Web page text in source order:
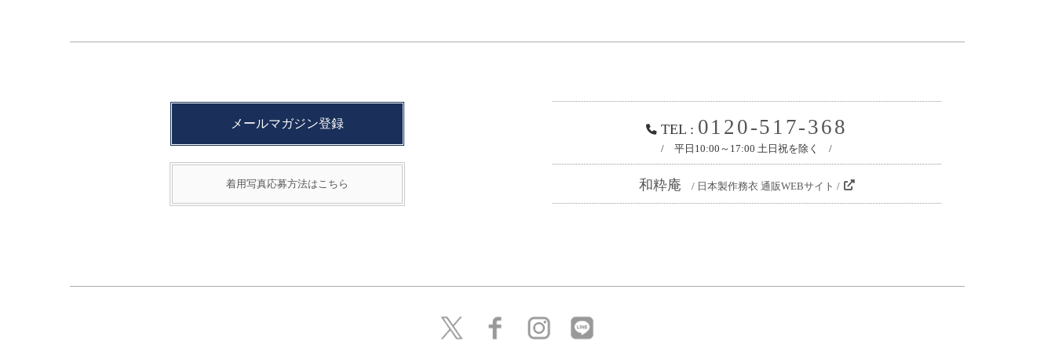
メールマガジン登録
着用写真応募方法はこちら
TEL : 0120-517-368
/ 平日10:00～17:00 土日祝を除く /
和粋庵 / 日本製作務衣 通販WEBサイト /